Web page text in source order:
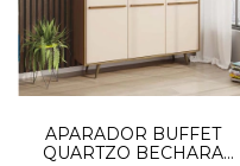
APARADOR BUFFET
QUARTZO BECHARA